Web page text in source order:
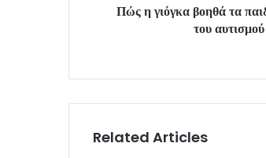
Πώς η γιόγκα βοηθά τα
του αυτισμού
Related Articles